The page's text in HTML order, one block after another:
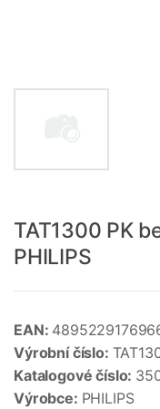
TAT1300 PK
PHILIPS
EAN:
Výrobní číslo:
Katalogové číslo:
Výrobce: PHILIPS